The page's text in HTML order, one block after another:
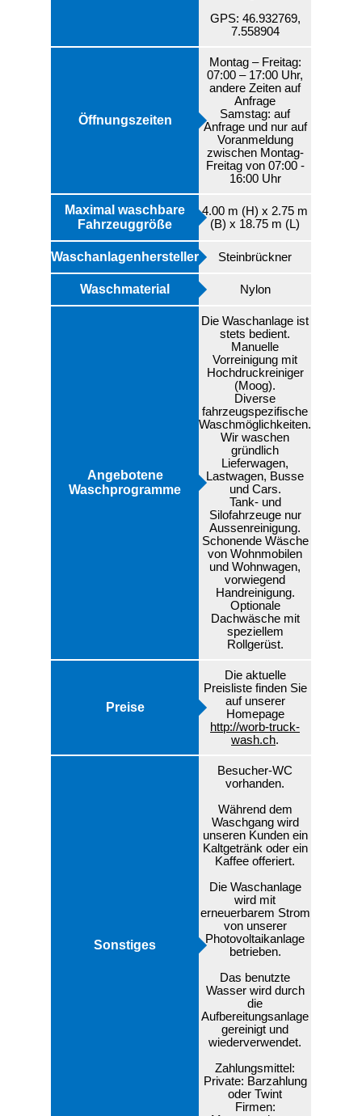
GPS: 46.932769,
7.558904
Öffnungszeiten
Montag – Freitag:
07:00 – 17:00 Uhr,
andere Zeiten auf
Anfrage
Samstag: auf
Anfrage und nur auf
Voranmeldung
zwischen Montag-
Freitag von 07:00 -
16:00 Uhr
Maximal waschbare
Fahrzeuggröße
4.00 m (H) x 2.75 m
(B) x 18.75 m (L)
Waschanlagenhersteller Steinbrückner
Waschmaterial Nylon
Angebotene
Waschprogramme
Die Waschanlage ist
stets bedient.
Manuelle
Vorreinigung mit
Hochdruckreiniger
(Moog).
Diverse
fahrzeugspezifische
Waschmöglichkeiten.
Wir waschen
gründlich
Lieferwagen,
Lastwagen, Busse
und Cars.
Tank- und
Silofahrzeuge nur
Aussenreinigung.
Schonende Wäsche
von Wohnmobilen
und Wohnwagen,
vorwiegend
Handreinigung.
Optionale
Dachwäsche mit
speziellem
Rollgerüst.
Preise
Die aktuelle
Preisliste finden Sie
auf unserer
Homepage
http://worb-truck-
wash.ch.
Sonstiges
Besucher-WC
vorhanden.
Während dem
Waschgang wird
unseren Kunden ein
Kaltgetränk oder ein
Kaffee offeriert.
Die Waschanlage
wird mit
erneuerbarem Strom
von unserer
Photovoltaikanlage
betrieben.
Das benutzte
Wasser wird durch
die
Aufbereitungsanlage
gereinigt und
wiederverwendet.
Zahlungsmittel:
Private: Barzahlung
oder Twint
Firmen: